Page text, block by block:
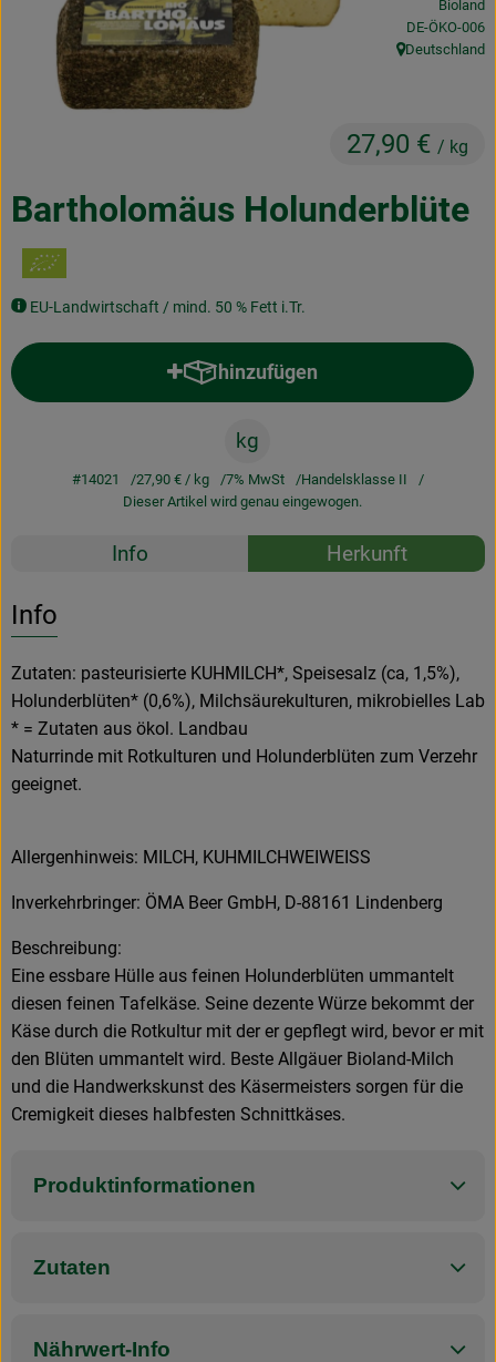
Obst & Gemüse
Frisches
Naturkost
Drogerie & Diverses
Lieferservice
Über uns
Bartholomäus Holunderblüte
EU-Landwirtschaft / mind. 50 % Fett i.Tr.
27,90 € / kg
Bioland
, Kontrollstelle:
DE-ÖKO-006
, Herkunft:
Deutschland
hinzufügen
Produkt zum Warenkorb
kg
#14021 27,90 € / kg 7% MwSt
Handelsklasse II
Dieser Artikel wird genau eingewogen.
Rezepte
Info Herkunft
Info
Zutaten: pasteurisierte KUHMILCH*, Speisesalz (ca, 1,5%),
Holunderblüten* (0,6%), Milchsäurekulturen, mikrobielles Lab
* = Zutaten aus ökol. Landbau
Naturrinde mit Rotkulturen und Holunderblüten zum Verzehr
geeignet.
Allergenhinweis: MILCH, KUHMILCHWEIWEISS
Inverkehrbringer: ÖMA Beer GmbH, D-88161 Lindenberg
Beschreibung:
Eine essbare Hülle aus feinen Holunderblüten ummantelt
diesen feinen Tafelkäse. Seine dezente Würze bekommt der
Käse durch die Rotkultur mit der er gepflegt wird, bevor er mit
den Blüten ummantelt wird. Beste Allgäuer Bioland-Milch
und die Handwerkskunst des Käsermeisters sorgen für die
Cremigkeit dieses halbfesten Schnittkäses.
Produktinformationen
Zutaten
Nährwert-Info